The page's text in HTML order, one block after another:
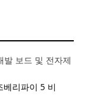
발 보드 및 전자제
리파이 5 비